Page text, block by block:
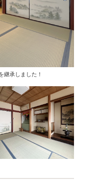
継承しました！